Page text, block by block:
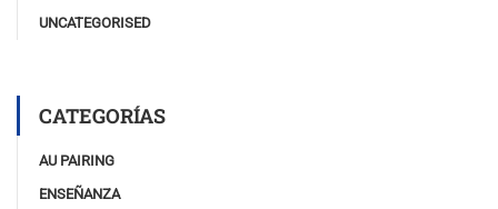
UNCATEGORISED
CATEGORÍAS
AU PAIRING
ENSEÑANZA